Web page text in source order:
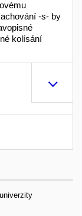
-s- by
kolísání